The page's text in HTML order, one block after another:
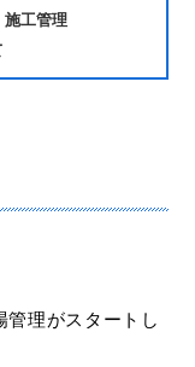
施工管理
管理がスタートし